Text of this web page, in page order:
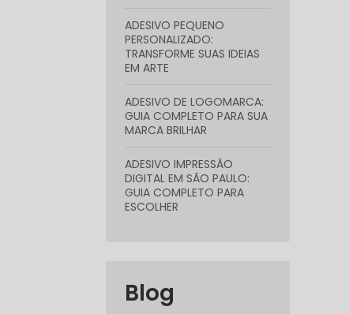
ADESIVO PEQUENO
PERSONALIZADO:
TRANSFORME SUAS IDEIAS
EM ARTE
ADESIVO DE LOGOMARCA:
GUIA COMPLETO PARA SUA
MARCA BRILHAR
ADESIVO IMPRESSÃO
DIGITAL EM SÃO PAULO:
GUIA COMPLETO PARA
ESCOLHER
Blog